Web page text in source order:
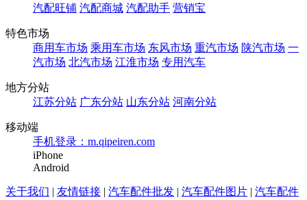
汽配旺铺 汽配商城 汽配助手 营销宝
特色市场
商用车市场 乘用车市场 东风市场 重汽市场 陕汽市场 一
汽市场 北汽市场 江淮市场 专用汽车
地方分站
江苏分站 广东分站 山东分站 河南分站
移动端
手机登录：m.qipeiren.com
iPhone
Android
关于我们 | 友情链接 | 汽车配件批发 | 汽车配件图片 | 汽车配件